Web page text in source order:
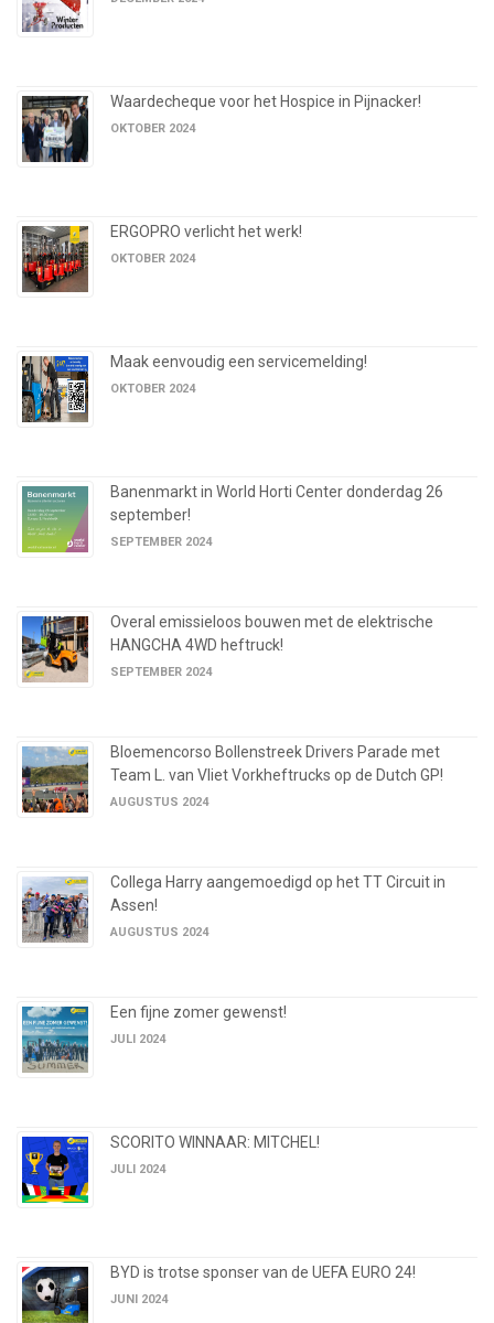
Waardecheque voor het Hospice in Pijnacker!
OKTOBER 2024
ERGOPRO verlicht het werk!
OKTOBER 2024
Maak eenvoudig een servicemelding!
OKTOBER 2024
Banenmarkt in World Horti Center donderdag 26
september!
SEPTEMBER 2024
Overal emissieloos bouwen met de elektrische
HANGCHA 4WD heftruck!
SEPTEMBER 2024
Bloemencorso Bollenstreek Drivers Parade met
Team L. van Vliet Vorkheftrucks op de Dutch GP!
AUGUSTUS 2024
Collega Harry aangemoedigd op het TT Circuit in
Assen!
AUGUSTUS 2024
Een fijne zomer gewenst!
JULI 2024
SCORITO WINNAAR: MITCHEL!
JULI 2024
BYD is trotse sponser van de UEFA EURO 24!
JUNI 2024